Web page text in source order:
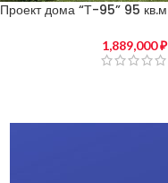
Проект дома “Т-95” 95 кв.м
1,889,000₽